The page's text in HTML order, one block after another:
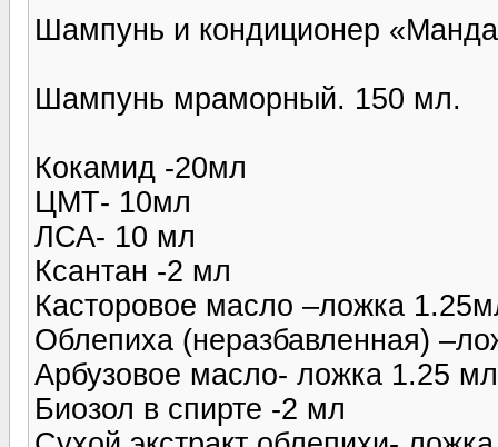
Шампунь и кондиционер
Шампунь мраморный. 150 мл.
Кокамид -20мл
ЦМТ- 10мл
ЛСА- 10 мл
Ксантан -2 мл
Касторовое масло –ложка
Облепиха (неразбавленная)
Арбузовое масло- ложка 1.25 мл
Биозол в спирте -2 мл